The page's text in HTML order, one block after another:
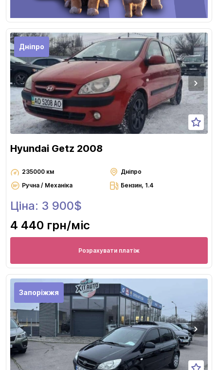
Дніпро
Hyundai Getz 2008
235000 км
Дніпро
Ручна / Механіка
Бензин, 1.4
Ціна: 3 900$
4 440 грн/міс
Розрахувати платіж
Запоріжжя